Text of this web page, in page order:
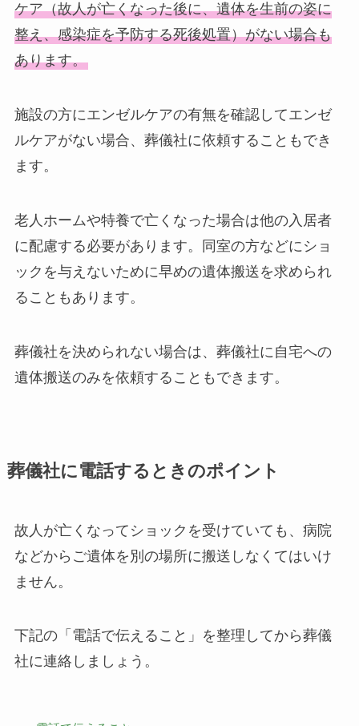
ケア（故人が亡くなった後に、遺体を生前の姿に
整え、感染症を予防する死後処置）がない場合も
あります。
施設の方にエンゼルケアの有無を確認してエンゼ
ルケアがない場合、葬儀社に依頼することもでき
ます。
老人ホームや特養で亡くなった場合は他の入居者
に配慮する必要があります。同室の方などにショ
ックを与えないために早めの遺体搬送を求められ
ることもあります。
葬儀社を決められない場合は、葬儀社に自宅への
遺体搬送のみを依頼することもできます。
葬儀社に電話するときのポイント
故人が亡くなってショックを受けていても、病院
などからご遺体を別の場所に搬送しなくてはいけ
ません。
下記の「電話で伝えること」を整理してから葬儀
社に連絡しましょう。